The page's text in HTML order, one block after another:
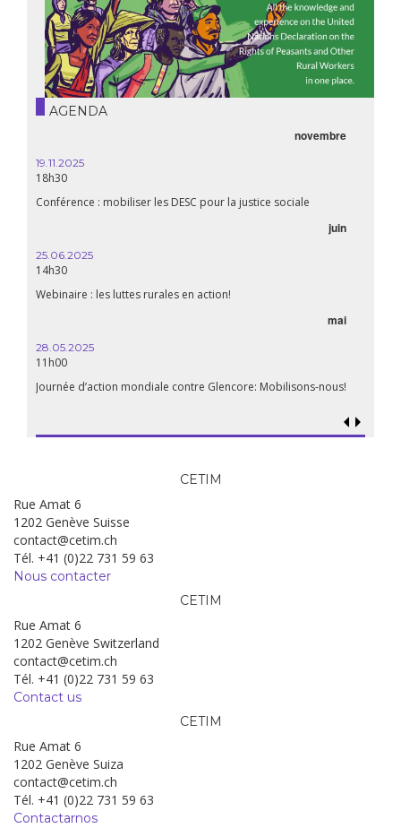
AGENDA
novembre
19.11.2025
18h30
Conférence : mobiliser les DESC pour la justice sociale
juin
25.06.2025
14h30
Webinaire : les luttes rurales en action!
mai
28.05.2025
11h00
Journée d’action mondiale contre Glencore: Mobilisons-nous!
CETIM
Rue Amat 6
1202 Genève Suisse
contact@cetim.ch
Tél. +41 (0)22 731 59 63
Nous contacter
CETIM
Rue Amat 6
1202 Genève Switzerland
contact@cetim.ch
Tél. +41 (0)22 731 59 63
Contact us
CETIM
Rue Amat 6
1202 Genève Suiza
contact@cetim.ch
Tél. +41 (0)22 731 59 63
Contactarnos